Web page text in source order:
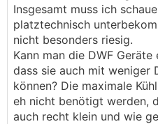
Insgesamt muss ich
platztechnisch
nicht besonders riesig.
Kann man die DWF
dass sie auch mit weniger
können? Die maximale
eh nicht benötigt werden,
auch recht klein und wie